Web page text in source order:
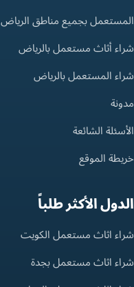
المستعمل بجميع مناطق الرياض
شراء أثاث مستعمل بالرياض
شراء المستعمل بالرياض
مدونة
الأسئلة الشائعة
خريطة الموقع
الدول الأكثر طلباً
شراء اثاث مستعمل الكويت
شراء اثاث مستعمل بجدة